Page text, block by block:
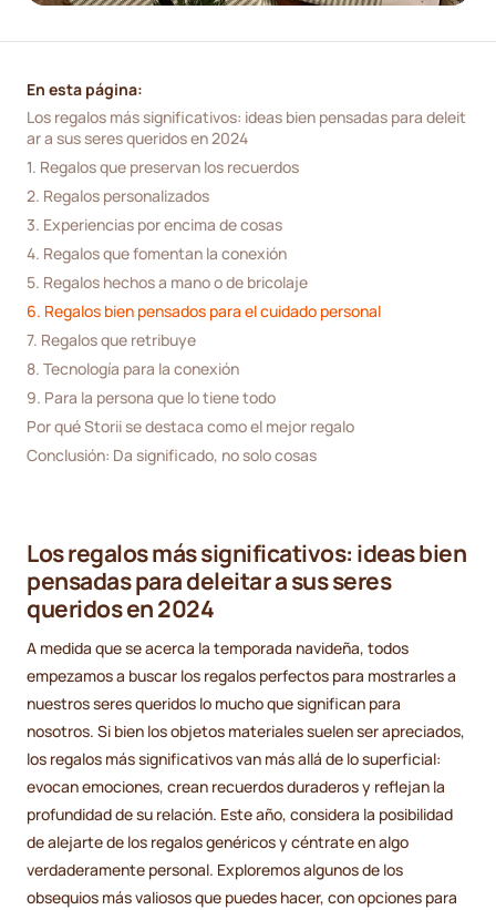
En esta página:
Los regalos más significativos: ideas bien pensadas para deleit
ar a sus seres queridos en 2024
1. Regalos que preservan los recuerdos
2. Regalos personalizados
3. Experiencias por encima de cosas
4. Regalos que fomentan la conexión
5. Regalos hechos a mano o de bricolaje
6. Regalos bien pensados para el cuidado personal
7. Regalos que retribuye
8. Tecnología para la conexión
9. Para la persona que lo tiene todo
Por qué Storii se destaca como el mejor regalo
Conclusión: Da significado, no solo cosas
Los regalos más significativos: ideas bien
pensadas para deleitar a sus seres
queridos en 2024
A medida que se acerca la temporada navideña, todos
empezamos a buscar los regalos perfectos para mostrarles a
nuestros seres queridos lo mucho que significan para
nosotros. Si bien los objetos materiales suelen ser apreciados,
los regalos más significativos van más allá de lo superficial:
evocan emociones, crean recuerdos duraderos y reflejan la
profundidad de su relación. Este año, considera la posibilidad
de alejarte de los regalos genéricos y céntrate en algo
verdaderamente personal. Exploremos algunos de los
obsequios más valiosos que puedes hacer, con opciones para